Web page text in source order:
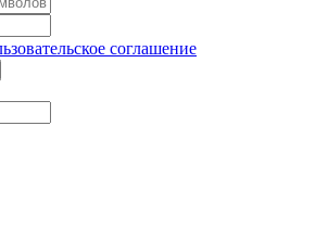
соглашение